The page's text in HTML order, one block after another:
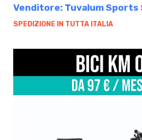
Venditore: Tuvalum Sports
SPEDIZIONE IN TUTTA ITALIA